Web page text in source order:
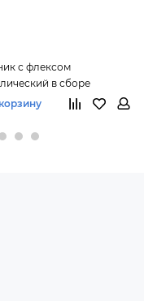
с флексом
в сборе
мм (черный), 20 пар